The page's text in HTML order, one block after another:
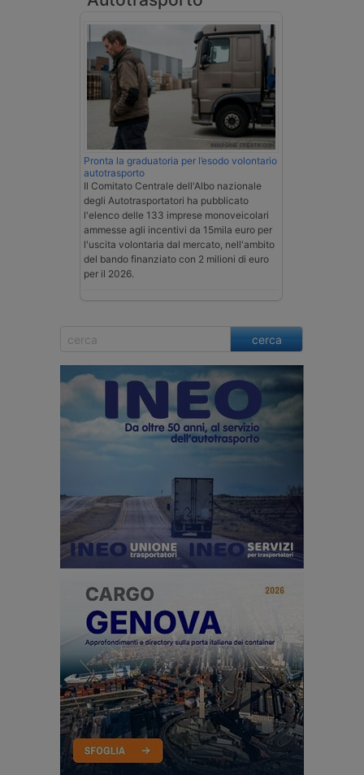
Pronta la graduatoria per l’esodo volontario
autotrasporto
Il Comitato Centrale dell'Albo nazionale
degli Autotrasportatori ha pubblicato
l'elenco delle 133 imprese monoveicolari
ammesse agli incentivi da 15mila euro per
l'uscita volontaria dal mercato, nell'ambito
del bando finanziato con 2 milioni di euro
per il 2026.
cerca